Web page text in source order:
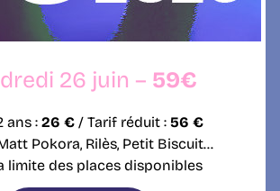
26 juin – 59€
ans : 26 € / Tarif réduit : 56 €
Pokora, Rilès, Petit Biscuit…
limite des places disponibles